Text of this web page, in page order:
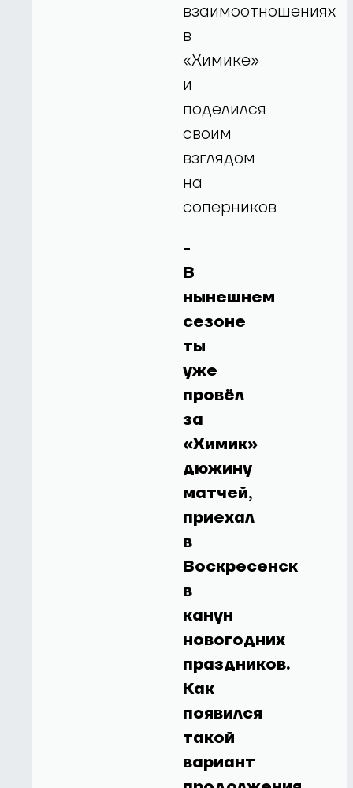
взаимоотношениях
в
«Химике»
и
поделился
своим
взглядом
на
соперников
-
В
нынешнем
сезоне
ты
уже
провёл
за
«Химик»
дюжину
матчей,
приехал
в
Воскресенск
в
канун
новогодних
праздников.
Как
появился
такой
вариант